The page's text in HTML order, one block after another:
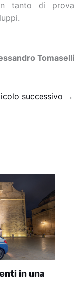
tanto di prova
Tomaselli
successivo →
in una